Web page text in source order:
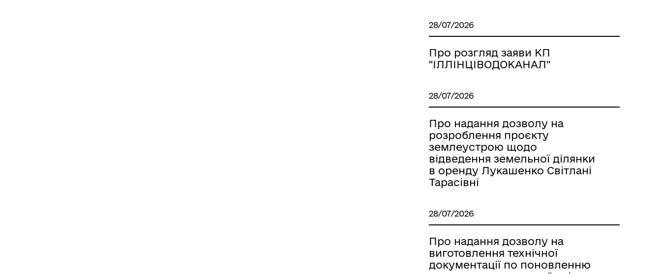
28/07/2026
Про розгляд заяви КП
"ІЛЛІНЦІВОДОКАНАЛ"
28/07/2026
Про надання дозволу на
розроблення проєкту
землеустрою щодо
відведення земельної ділянки
в оренду Лукашенко Світлані
Тарасівні
28/07/2026
Про надання дозволу на
виготовлення технічної
документації по поновленню